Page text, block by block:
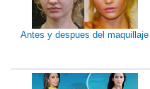
Antes y despues del maquillaje